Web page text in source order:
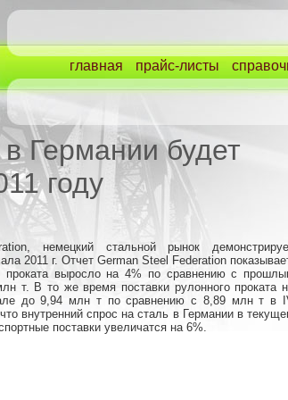
главная прайс-листы
Германии будет
году
немецкий стальной рынок
2011 г. Отчет German Steel Federation
проката выросло на 4% по сравнению с
т. В то же время поставки рулонного проката
до 9,94 млн т по сравнению с 8,89 млн т в
внутренний спрос на сталь в Германии в
поставки увеличатся на 6%.